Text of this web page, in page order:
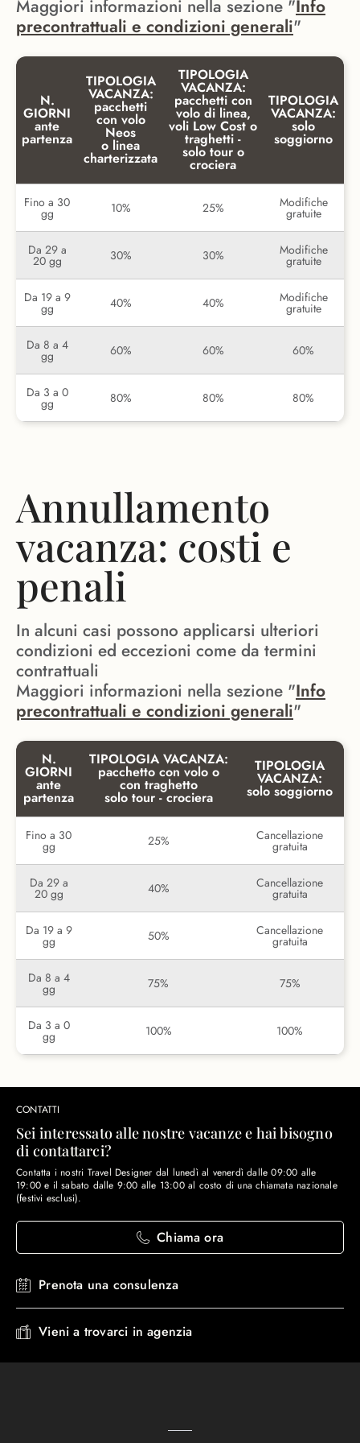
Maggiori informazioni nella sezione "Info
precontrattuali e condizioni generali"
N.
GIORNI
ante
partenza
TIPOLOGIA
VACANZA:
pacchetti
con volo
Neos
o linea
charterizzata
TIPOLOGIA
VACANZA:
pacchetti con
volo di linea,
voli Low Cost o
traghetti -
solo tour o
crociera
TIPOLOGIA
VACANZA:
solo
soggiorno
Fino a 30
gg 10% 25% Modifiche
gratuite
Da 29 a
20 gg 30% 30% Modifiche
gratuite
Da 19 a 9
gg 40% 40% Modifiche
gratuite
Da 8 a 4
gg 60% 60% 60%
Da 3 a 0
gg 80% 80% 80%
Annullamento
vacanza: costi e
penali
In alcuni casi possono applicarsi ulteriori
condizioni ed eccezioni come da termini
contrattuali
Maggiori informazioni nella sezione "Info
precontrattuali e condizioni generali"
N.
GIORNI
ante
partenza
TIPOLOGIA VACANZA:
pacchetto con volo o
con traghetto
solo tour - crociera
TIPOLOGIA
VACANZA:
solo soggiorno
Fino a 30
gg 25% Cancellazione
gratuita
Da 29 a
20 gg 40% Cancellazione
gratuita
Da 19 a 9
gg 50% Cancellazione
gratuita
Da 8 a 4
gg 75% 75%
Da 3 a 0
gg 100% 100%
CONTATTI
Sei interessato alle nostre vacanze e hai bisogno
di contattarci?
Contatta i nostri Travel Designer dal lunedì al venerdì dalle 09:00 alle
19:00 e il sabato dalle 9:00 alle 13:00 al costo di una chiamata nazionale
(festivi esclusi).
Chiama ora
Prenota una consulenza
Vieni a trovarci in agenzia